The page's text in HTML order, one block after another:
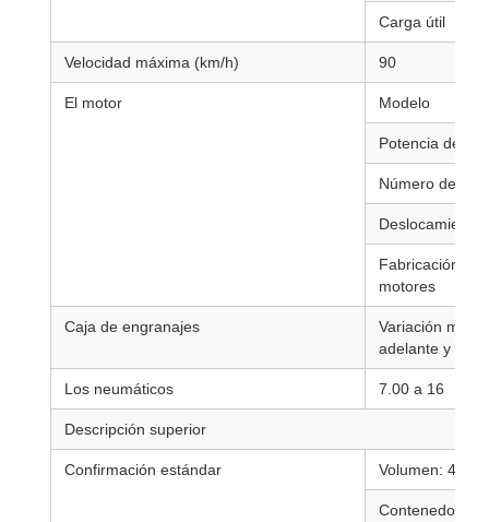
Carga útil
Velocidad máxima (km/h) 90
El motor Modelo
Potencia de
Número de
Deslocamiento
Fabricación de
motores
Caja de engranajes
Variación
adelante y 1
Los neumáticos 7.00 a 16
Descripción superior
Confirmación estándar Volumen:
Contenedor